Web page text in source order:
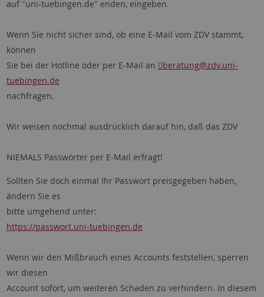
auf "uni-tuebingen.de" enden, eingeben.
Wenn Sie nicht sicher sind, ob eine E-Mail vom ZDV stammt,
können
Sie bei der Hotline oder per E-Mail an
beratung@zdv.uni-
tuebingen.de
nachfragen.
Wir weisen nochmal ausdrücklich darauf hin, daß das ZDV
NIEMALS Passwörter per E-Mail erfragt!
Sollten Sie doch einmal Ihr Passwort preisgegeben haben,
ändern Sie es
bitte umgehend unter:
https://passwort.uni-tuebingen.de
Wenn wir den Mißbrauch eines Accounts feststellen, sperren
wir diesen
Account sofort, um weiteren Schaden zu verhindern. In diesem